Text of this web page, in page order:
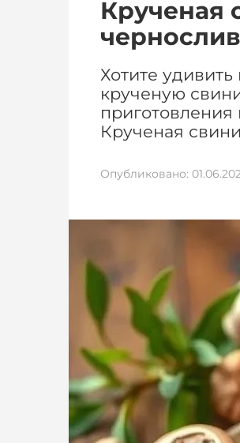
Крученая
Хотите
крученую
приготовления
Крученая
Опубликовано: